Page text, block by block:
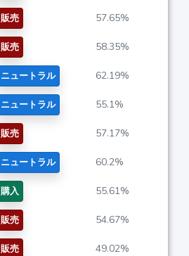
販売 57.65%
販売 58.35%
ニュートラル 62.19%
ニュートラル 55.1%
販売 57.17%
ニュートラル 60.2%
購入 55.61%
販売 54.67%
販売 49.02%